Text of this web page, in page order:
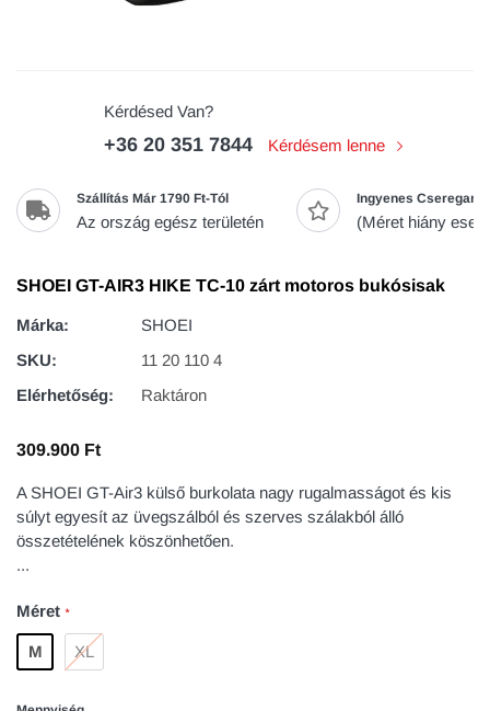
Kérdésed Van?
+36 20 351 7844 Kérdésem lenne
Szállítás Már 1790 Ft-Tól
Az ország egész területén
Ingyenes
(Méret hiány
SHOEI GT-AIR3 HIKE TC-10 zárt motoros bukósisak
Márka:
SHOEI
SKU:
11 20 110 4
Elérhetőség:
Raktáron
309.900 Ft
A SHOEI GT-Air3 külső burkolata nagy rugalmasságot és kis
súlyt egyesít az üvegszálból és szerves szálakból álló
összetételének köszönhetően.
...
Méret *
M XL